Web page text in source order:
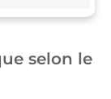
selon le